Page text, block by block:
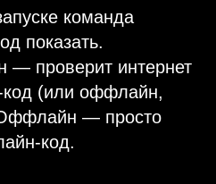
команда
показать.
— проверит интернет
код (или оффлайн,
— просто
код.